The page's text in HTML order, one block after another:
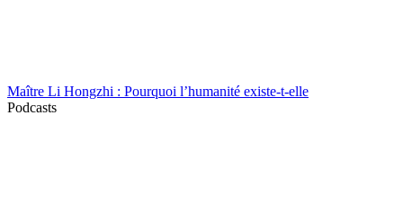
Maître Li Hongzhi : Pourquoi l’humanité existe-t-elle
Podcasts